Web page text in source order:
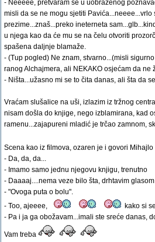
- Neeeee, pretvaram se u uobraženog
misli da se ne mogu sjetiti Pavića...neeee...vrlo
prezime...znaš...preko ineterneta
u njega kao da će mu se na čelu otvoriti
spašena daljnje blamaže.
- (Tup pogled) Ne znam, stvarno...(misli
ranog Alchajmera, ali NEKAKO osjećam da ne
- Ništa...užasno mi se to čita danas, ali šta da
Vraćam slušalice na uši, izlazim iz tržnog
nisam došla do knjige, nego izblamirana, kad
ramenu...zajapureni mladić je trčao zamnom,
Scena kao iz filmova, ozaren je i govori Mihajlo
- Da, da, da...
- Imamo samo jednu njegovu knjigu, trenutno
- Daaaaj....nema veze bilo šta, drhtavim
- "Ovoga puta o bolu".
- Too, ajeeee,
kako si
- Pa i ja ga obožavam...imali ste sreće danas,
Vam treba